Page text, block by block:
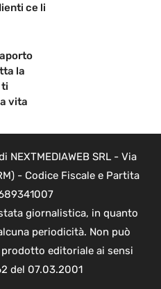
ce li
la
ti
vita
SRL - Via
- Codice Fiscale e Partita
giornalistica, in quanto
periodicità. Non può
editoriale ai sensi
del 07.03.2001